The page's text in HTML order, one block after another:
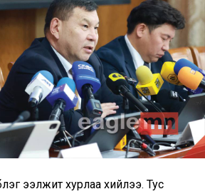
ээлжит хурлаа хийлээ. Тус